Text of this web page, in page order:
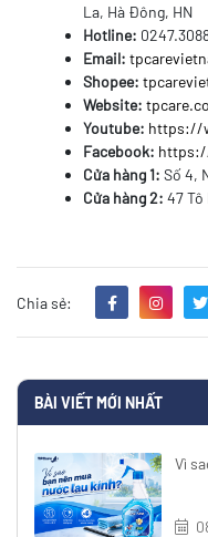
La, Hà Đông, HN
Hotline:
Email:
Shopee:
Website:
Youtube: https://
Facebook:
Cửa hàng 1: Số 4,
Cửa hàng 2: 47 Tô
Chia sẻ:
BÀI VIẾT MỚI NHẤT
Vì